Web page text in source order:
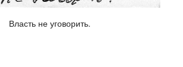
Власть не уговорить.